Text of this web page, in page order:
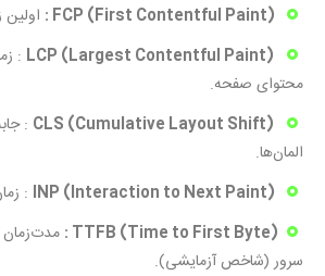
اولین
LCP (Largest Contentful Paint)
:
محتوای صفحه.
CLS (Cumulative Layout Shift)
:
المان‌ها.
:
TTFB (Time to First Byte) : مدت‌زمان
سرور (شاخص آزمایشی).